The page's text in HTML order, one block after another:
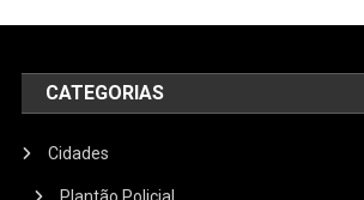
CATEGORIAS
Cidades